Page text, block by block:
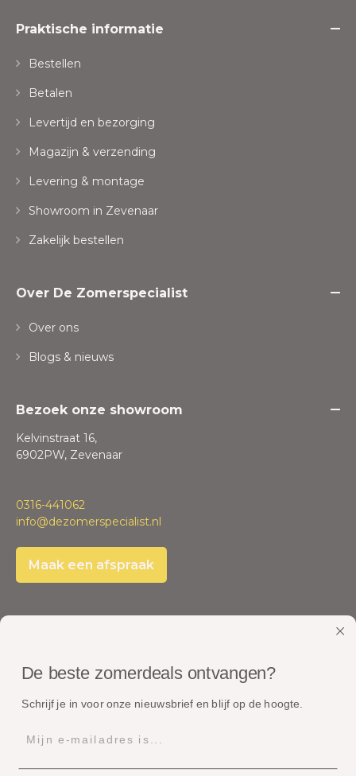
Praktische informatie
Bestellen
Betalen
Levertijd en bezorging
Magazijn & verzending
Levering & montage
Showroom in Zevenaar
Zakelijk bestellen
Over De Zomerspecialist
Over ons
Blogs & nieuws
Bezoek onze showroom
Kelvinstraat 16,
6902PW, Zevenaar
0316-441062
info@dezomerspecialist.nl
Maak een afspraak
Onze pakketten worden verstuurd met
De beste zomerdeals ontvangen?
Schrijf je in voor onze nieuwsbrief en blijf op de hoogte.